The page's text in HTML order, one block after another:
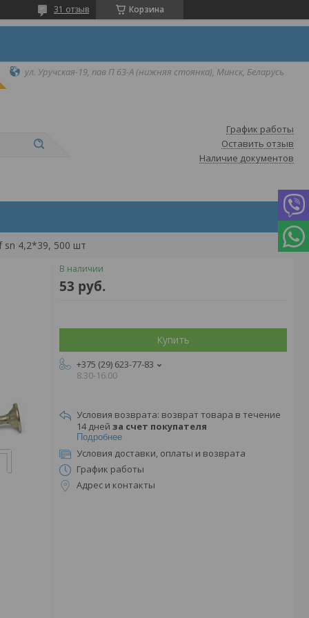
Корзина
31 отзыв
ул. Уручская-19, пав П 63-А (нижняя стоянка), Минск, Беларусь
График работы
Оставить отзыв
Наличие документов
sn 4,2*39, 500 шт
В наличии
53 руб.
Купить
+375 (29) 623-77-83
8.30-16.00
возврат товара в течение
14 дней за счет покупателя
Подробнее
Условия доставки, оплаты и возврата
График работы
Адрес и контакты